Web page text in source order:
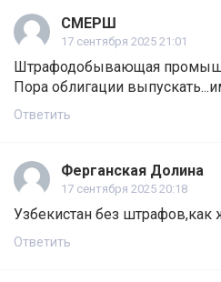
СМЕРШ
17 сентября 2025 21:01
Штрафодобывающая
Пора облигации
Ответить
Ферганская Долина
17 сентября 2025 20:18
Узбекистан без штрафов,как
Ответить